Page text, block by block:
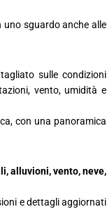
sguardo anche alle
sulle condizioni
vento, umidità e
con una panoramica
alluvioni, vento, neve,
e dettagli aggiornati